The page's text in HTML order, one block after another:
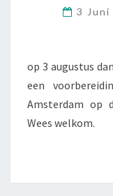
3 Juni
op 3 augustus
een
Amsterdam op
Wees welkom.